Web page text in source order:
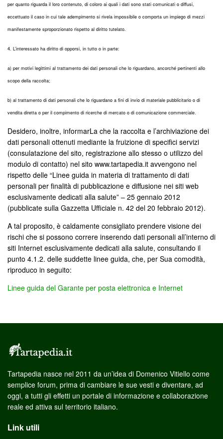
per quanto riguarda il loro contenuto, di coloro ai quali i dati sono stati comunicati o diffusi,
eccettuato il caso in cui tale adempimento si rivela impossibile o comporta un impiego di mezzi
manifestamente sproporzionato rispetto al diritto tutelato.
4. L’interessato ha diritto di opporsi, in tutto o in parte:
a) per motivi legittimi al trattamento dei dati personali che lo riguardano, ancorché pertinenti allo
scopo della raccolta;
b) al trattamento di dati personali che lo riguardano a fini di invio di materiale pubblicitario o di
vendita diretta o per il compimento di ricerche di mercato o di comunicazione commerciale.
Desidero, inoltre, informarLa che la raccolta e l’archiviazione dei
dati personali ottenuti mediante la fruizione di specifici servizi
(consulatazione del sito, registrazione allo stesso o utilizzo del
modulo di contatto) nel sito www.tartapedia.it avvengono nel
rispetto delle “Linee guida in materia di trattamento di dati
personali per finalità di pubblicazione e diffusione nei siti web
esclusivamente dedicati alla salute” – 25 gennaio 2012
(pubblicate sulla Gazzetta Ufficiale n. 42 del 20 febbraio 2012).
A tal proposito, è caldamente consigliato prendere visione dei
rischi che si possono correre inserendo dati personali all’interno di
siti Internet esclusivamente dedicati alla salute, consultando il
punto 4.1.2. delle suddette linee guida, che, per Sua comodità,
riproduco in seguito:
Linee guida del Garante per posta elettronica e Internet
Tartapedia nasce nel 2011 da un’idea di Domenico Vitiello come
semplice forum, prima di cambiare le sue vesti e diventare, ad
oggi, a tutti gli effetti un portale di informazione e collaborazione
reale ed attiva sul territorio italiano.
Link utili